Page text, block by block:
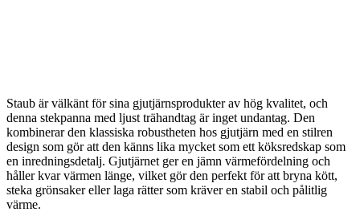
Staub är välkänt för sina gjutjärnsprodukter av hög kvalitet, och
denna stekpanna med ljust trähandtag är inget undantag. Den
kombinerar den klassiska robustheten hos gjutjärn med en stilren
design som gör att den känns lika mycket som ett köksredskap som
en inredningsdetalj. Gjutjärnet ger en jämn värmefördelning och
håller kvar värmen länge, vilket gör den perfekt för att bryna kött,
steka grönsaker eller laga rätter som kräver en stabil och pålitlig
värme.